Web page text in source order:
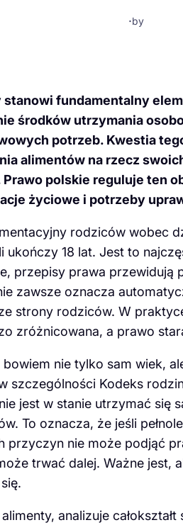
·by
fundamentalny
środków utrzymania
potrzeb. Kwestia
alimentów na rzecz
polskie reguluje ten
życiowe i potrzeby
rodziców wobec
ukończy 18 lat. Jest to
przepisy prawa przewidują
zawsze oznacza
strony rodziców. W
zróżnicowana, a prawo
nie tylko sam wiek,
szczególności Kodeks
jest w stanie utrzymać się
To oznacza, że jeśli
przyczyn nie może podjąć
trwać dalej. Ważne jest,
analizuje